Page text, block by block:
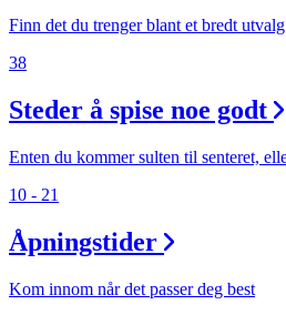
Finn det du trenger blant et bredt
38
Steder å spise noe godt
Enten du kommer sulten til senteret,
10 - 21
Åpningstider
Kom innom når det passer deg best